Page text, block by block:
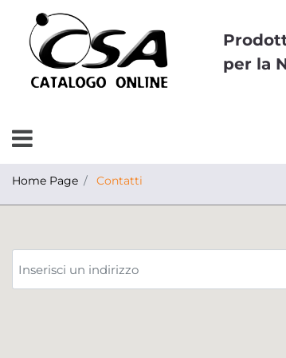
per la
Open menu
Home Page Contatti